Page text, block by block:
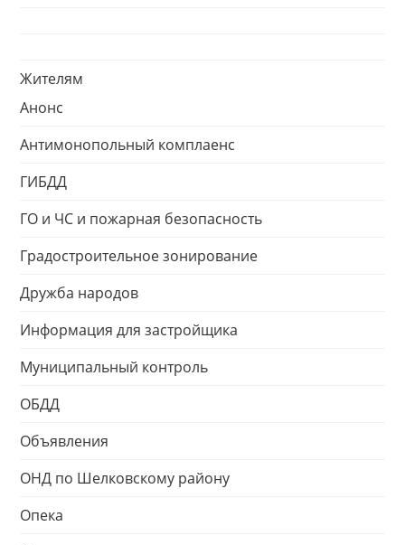
Жителям
Анонс
Антимонопольный комплаенс
ГИБДД
ГО и ЧС и пожарная безопасность
Градостроительное зонирование
Дружба народов
Информация для застройщика
Муниципальный контроль
ОБДД
Объявления
ОНД по Шелковскому району
Опека